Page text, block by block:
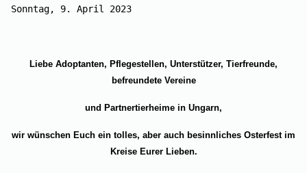
Sonntag, 9. April 2023
Liebe Adoptanten, Pflegestellen, Unterstützer, Tierfreunde,
befreundete Vereine
und Partnertierheime in Ungarn,
wir wünschen Euch ein tolles, aber auch besinnliches Osterfest im
Kreise Eurer Lieben.